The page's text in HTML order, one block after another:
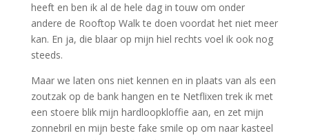
heeft en ben ik al de hele dag in touw om onder
andere de Rooftop Walk te doen voordat het niet meer
kan. En ja, die blaar op mijn hiel rechts voel ik ook nog
steeds.
Maar we laten ons niet kennen en in plaats van als een
zoutzak op de bank hangen en te Netflixen trek ik met
een stoere blik mijn hardloopkloffie aan, en zet mijn
zonnebril en mijn beste fake smile op om naar kasteel